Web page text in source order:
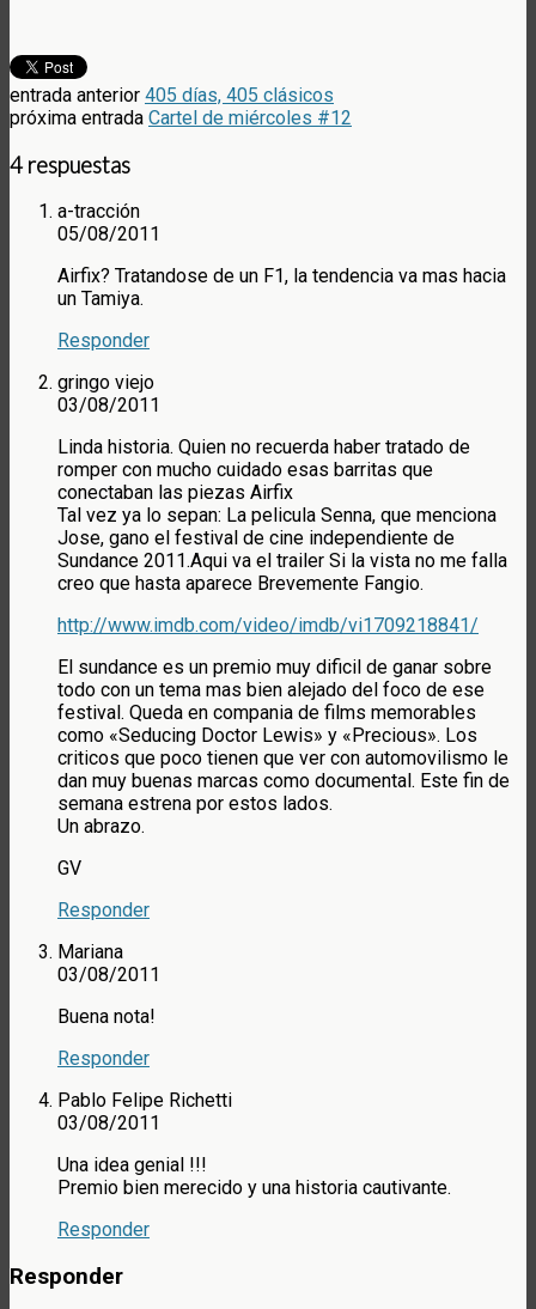
entrada anterior 405 días, 405 clásicos
próxima entrada Cartel de miércoles #12
4 respuestas
a-tracción
05/08/2011
Airfix? Tratandose de un F1, la tendencia va mas hacia
un Tamiya.
Responder
gringo viejo
03/08/2011
Linda historia. Quien no recuerda haber tratado de
romper con mucho cuidado esas barritas que
conectaban las piezas Airfix
Tal vez ya lo sepan: La pelicula Senna, que menciona
Jose, gano el festival de cine independiente de
Sundance 2011.Aqui va el trailer Si la vista no me falla
creo que hasta aparece Brevemente Fangio.
http://www.imdb.com/video/imdb/vi1709218841/
El sundance es un premio muy dificil de ganar sobre
todo con un tema mas bien alejado del foco de ese
festival. Queda en compania de films memorables
como «Seducing Doctor Lewis» y «Precious». Los
criticos que poco tienen que ver con automovilismo le
dan muy buenas marcas como documental. Este fin de
semana estrena por estos lados.
Un abrazo.
GV
Responder
Mariana
03/08/2011
Buena nota!
Responder
Pablo Felipe Richetti
03/08/2011
Una idea genial !!!
Premio bien merecido y una historia cautivante.
Responder
Responder